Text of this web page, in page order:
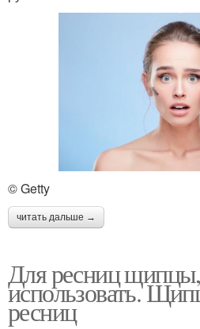
© Getty
читать дальше →
Для ресниц
использовать.
ресниц